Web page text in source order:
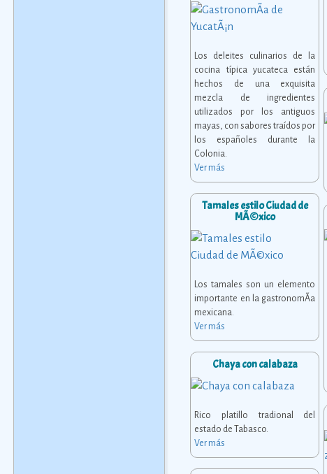
Los deleites culinarios de la
cocina típica yucateca están
hechos de una exquisita
mezcla de ingredientes
utilizados por los antiguos
mayas, con sabores traídos por
los españoles durante la
Colonia.
Ver más
Tamales estilo Ciudad de
MÃ©xico
Los tamales son un elemento
importante en la gastronomÃ­a
mexicana.
Ver más
Chaya con calabaza
Rico platillo tradional del
estado de Tabasco.
Ver más